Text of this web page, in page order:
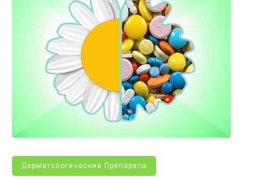
Дерматологические Препараты